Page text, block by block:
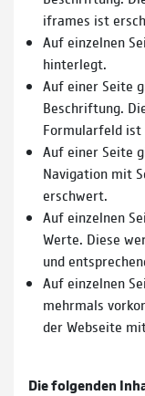
iframes ist
Auf einzelnen
hinterlegt.
Auf einer Seite
Beschriftung.
Formularfeld ist
Auf einer Seite
Navigation mit
erschwert.
Auf einzelnen
Werte. Diese
und
Auf einzelnen
mehrmals
der Webseite
Die folgenden